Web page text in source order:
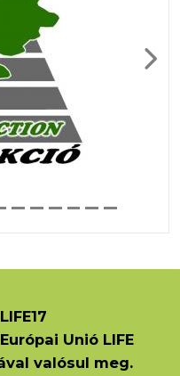
Next
Unió LIFE
valósul meg.